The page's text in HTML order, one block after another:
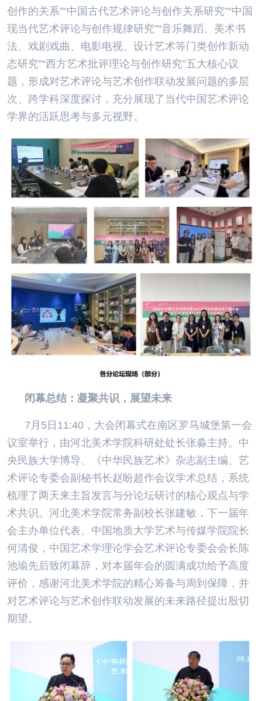
创作的关系”“中国古代艺术评论与创作关系研究”“中国
现当代艺术评论与创作规律研究”“音乐舞蹈、美术书
法、戏剧戏曲、电影电视、设计艺术等门类创作新动
态研究”“西方艺术批评理论与创作研究”五大核心议
题，形成对艺术评论与艺术创作联动发展问题的多层
次、跨学科深度探讨，充分展现了当代中国艺术评论
学界的活跃思考与多元视野。
闭幕总结：凝聚共识，展望未来
7月5日11:40，大会闭幕式在南区罗马城堡第一会
议室举行，由河北美术学院科研处处长张淼主持。中
央民族大学博导、《中华民族艺术》杂志副主编、艺
术评论专委会副秘书长赵盼超作会议学术总结，系统
梳理了两天来主旨发言与分论坛研讨的核心观点与学
术共识。河北美术学院常务副校长张建敏，下一届年
会主办单位代表、中国地质大学艺术与传媒学院院长
何清俊，中国艺术学理论学会艺术评论专委会会长陈
池瑜先后致闭幕辞，对本届年会的圆满成功给予高度
评价，感谢河北美术学院的精心筹备与周到保障，并
对艺术评论与艺术创作联动发展的未来路径提出殷切
期望。